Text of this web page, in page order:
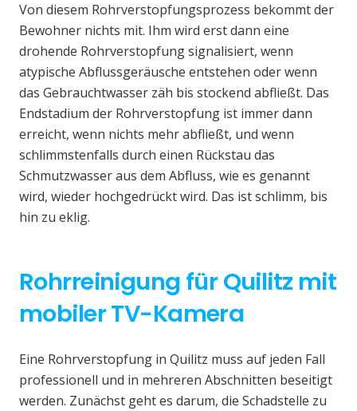
Von diesem Rohrverstopfungsprozess bekommt der
Bewohner nichts mit. Ihm wird erst dann eine
drohende Rohrverstopfung signalisiert, wenn
atypische Abflussgeräusche entstehen oder wenn
das Gebrauchtwasser zäh bis stockend abfließt. Das
Endstadium der Rohrverstopfung ist immer dann
erreicht, wenn nichts mehr abfließt, und wenn
schlimmstenfalls durch einen Rückstau das
Schmutzwasser aus dem Abfluss, wie es genannt
wird, wieder hochgedrückt wird. Das ist schlimm, bis
hin zu eklig.
Rohrreinigung für Quilitz mit
mobiler TV-Kamera
Eine Rohrverstopfung in Quilitz muss auf jeden Fall
professionell und in mehreren Abschnitten beseitigt
werden. Zunächst geht es darum, die Schadstelle zu